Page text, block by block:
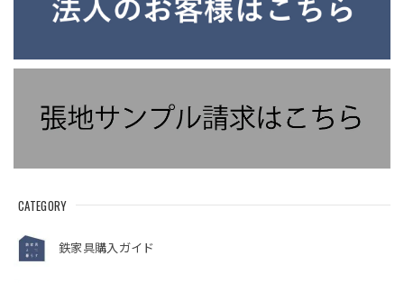
CATEGORY
鉄家具購入ガイド